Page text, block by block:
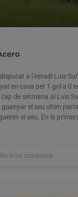
disputat a l’estadi Luis
en casa per 1 gol a 0
de setmana al Luis
guanyar el seu últim
el seu. En la
No hi ha comentaris